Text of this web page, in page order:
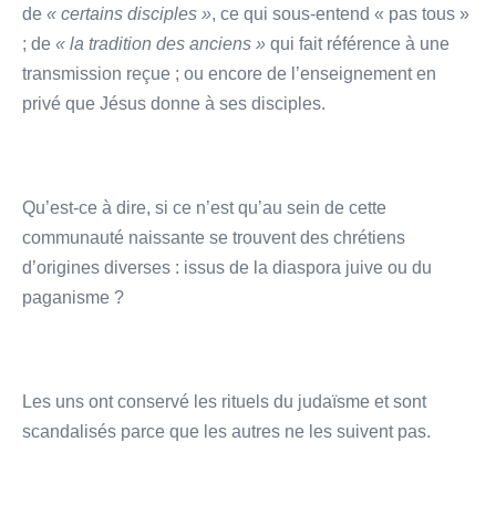
de « certains disciples », ce qui sous-entend « pas tous »
; de « la tradition des anciens » qui fait référence à une
transmission reçue ; ou encore de l’enseignement en
privé que Jésus donne à ses disciples.
Qu’est-ce à dire, si ce n’est qu’au sein de cette
communauté naissante se trouvent des chrétiens
d’origines diverses : issus de la diaspora juive ou du
paganisme ?
Les uns ont conservé les rituels du judaïsme et sont
scandalisés parce que les autres ne les suivent pas.